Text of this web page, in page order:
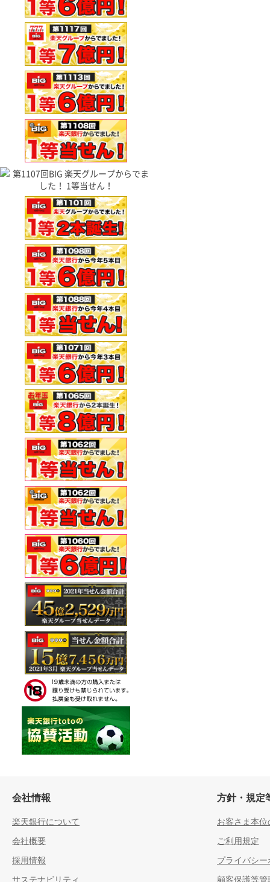
会社情報
楽天銀行について
会社概要
採用情報
サステナビリティ
方針・規定
お客さま本
ご利用規定
プライバシー
顧客保護等管